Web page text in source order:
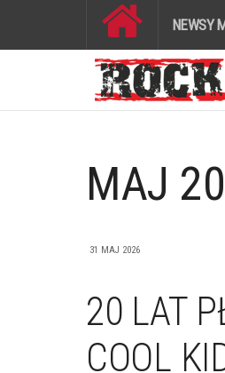
NEWSY
MAJ
31 MAJ 2026
20 LAT
COOL